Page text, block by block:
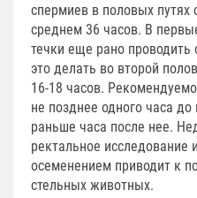
спермиев в половых путях
среднем 36 часов. В
течки еще рано
это делать во второй
16-18 часов.
не позднее одного часа
раньше часа после нее.
ректальное исследование
осеменением приводит к
стельных животных.